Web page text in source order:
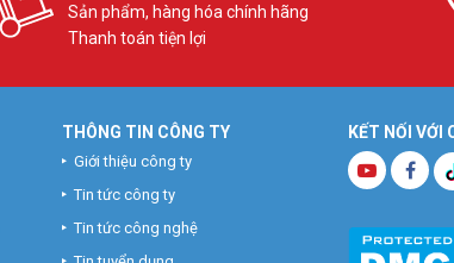
Sản phẩm, hàng hóa chính hãng
Thanh toán tiện lợi
KẾT NỐI VỚI
THÔNG TIN CÔNG TY
Giới thiệu công ty
Tin tức công ty
Tin tức công nghệ